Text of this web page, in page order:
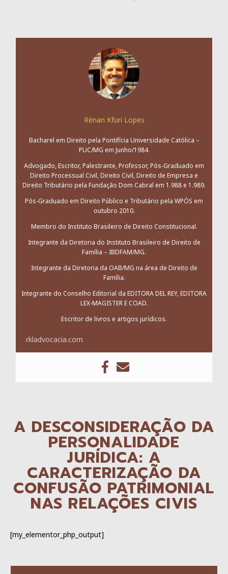
Rénan Kfuri Lopes
Bacharel em Direito pela Pontifícia Universidade Católica –
PUC/MG em Junho/1984.
Advogado, Escritor, Palestrante, Professor, Pós-Graduado em
Direito Processual Civil, Direito Civil, Direito de Empresa e
Direito Tributário pela Fundação Dom Cabral em 1.988 e 1.989.
Pós-Graduado em Direito Público e Tributário pela WPÓS em
outubro 2010.
Membro do Instituto Brasileiro de Direito Constitucional.
Integrante da Diretoria do Instituto Brasileiro de Direito de
Família – IBDFAM/MG.
Integrante da Diretoria da OAB/MG na área de Direito de
Família.
Integrante do Conselho Editorial da EDITORA DEL REY, EDITORA
LEX-MAGISTER E COAD.
Escritor de livros e artigos jurídicos.
rkladvocacia.com
A DESCONSIDERAÇÃO DA
PERSONALIDADE
JURÍDICA: A
CARACTERIZAÇÃO DA
CONFUSÃO PATRIMONIAL
NAS RELAÇÕES CIVIS
[my_elementor_php_output]